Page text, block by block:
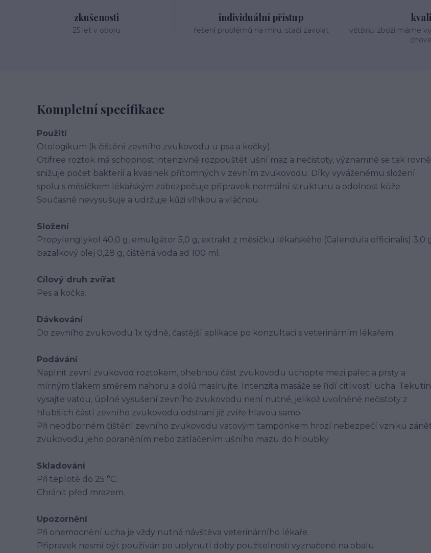
zkušenosti
25 let v oboru
individuální přístup
řešení problémů na míru, stačí zavolat
většinu zboží máme
Kompletní specifikace
Použití
Otologikum (k čištění zevního zvukovodu u psa a kočky).
Otifree roztok má schopnost intenzivně rozpouštět ušní maz a nečistoty, významně se tak
snižuje počet bakterií a kvasinek přítomných v zevním zvukovodu. Díky vyváženému složení
spolu s měsíčkem lékařským zabezpečuje přípravek normální strukturu a odolnost kůže.
Současně nevysušuje a udržuje kůži vlhkou a vláčnou.
Složení
Propylenglykol 40,0 g, emulgátor 5,0 g, extrakt z měsíčku lékařského (Calendula officinalis) 3,0
bazalkový olej 0,28 g, čištěná voda ad 100 ml.
Cílový druh zvířat
Pes a kočka.
Dávkování
Do zevního zvukovodu 1x týdně, častější aplikace po konzultaci s veterinárním lékařem.
Podávání
Naplnit zevní zvukovod roztokem, ohebnou část zvukovodu uchopte mezi palec a prsty a
mírným tlakem směrem nahoru a dolů masírujte. Intenzita masáže se řídí citlivostí ucha.
vysajte vatou, úplné vysušení zevního zvukovodu není nutné, jelikož uvolněné nečistoty z
hlubších částí zevního zvukovodu odstraní již zvíře hlavou samo.
Při neodborném čištění zevního zvukovodu vatovým tampónkem hrozí nebezpečí vzniku
zvukovodu jeho poraněním nebo zatlačením ušního mazu do hloubky.
Skladování
Při teplotě do 25 °C.
Chránit před mrazem.
Upozornění
Při onemocnění ucha je vždy nutná návštěva veterinárního lékaře.
Přípravek nesmí být používán po uplynutí doby použitelnosti vyznačené na obalu.